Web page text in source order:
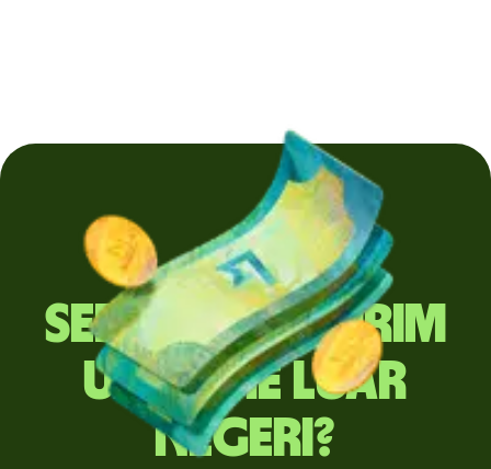
Sering mengirim
uang ke luar
negeri?